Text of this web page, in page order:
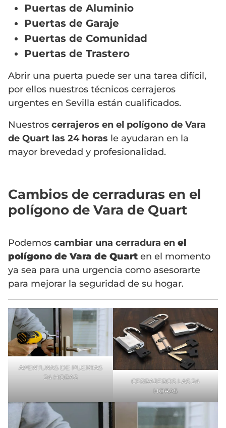
Puertas de Aluminio
Puertas de Garaje
Puertas de Comunidad
Puertas de Trastero
Abrir una puerta puede ser una tarea difícil,
por ellos nuestros técnicos cerrajeros
urgentes en Sevilla están cualificados.
Nuestros cerrajeros en el polígono de Vara
de Quart las 24 horas le ayudaran en la
mayor brevedad y profesionalidad.
Cambios de cerraduras en el
polígono de Vara de Quart
Podemos cambiar una cerradura en el
polígono de Vara de Quart en el momento
ya sea para una urgencia como asesorarte
para mejorar la seguridad de su hogar.
APERTURAS DE PUERTAS
24 HORAS
CERRAJEROS LAS 24
HORAS